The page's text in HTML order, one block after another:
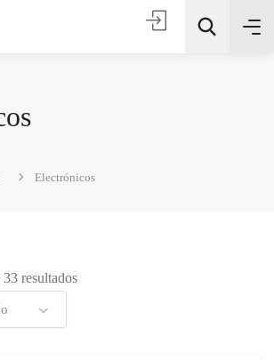
Procura
Electrónicos
resultados